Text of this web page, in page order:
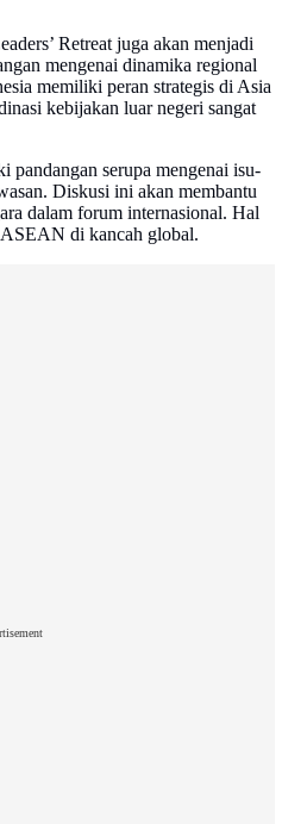
Retreat juga akan menjadi
mengenai dinamika regional
memiliki peran strategis di Asia
kebijakan luar negeri sangat
pandangan serupa mengenai isu-
Diskusi ini akan membantu
dalam forum internasional. Hal
di kancah global.